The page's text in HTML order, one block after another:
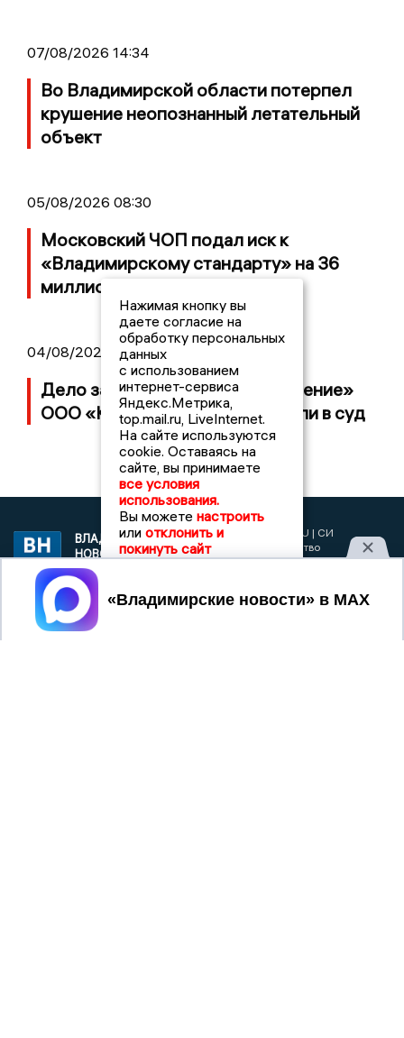
07/08/2026 14:34
Во Владимирской области потерпел
крушение неопознанный летательный
объект
05/08/2026 08:30
Московский ЧОП подал иск к
«Владимирскому стандарту» на 36
миллионов рублей
04/08/2026 15:40
Дело застройщика ЖК «Поколение»
ООО «Капитал Строй» передали в суд
ВЛАДИМИРСКИЕ
НОВОСТИ
2017 © NEWSVLADIMIR.RU | СИ
«Информационное агентство
Владимирские новости»
Учредитель (соучредители): Общество с ограниченной
ответственностью «РЕГИОНАЛЬНЫЕ НОВОСТИ» (ОГРН
1107154017354)
Нажимая кнопку вы
даете согласие на
обработку персональных
данных
с использованием
интернет-сервиса
Яндекс.Метрика,
top.mail.ru, LiveInternet.
На сайте используются
cookie. Оставаясь на
сайте, вы принимаете
все условия
использования.
Вы можете настроить
или отклонить и
покинуть сайт
Принять